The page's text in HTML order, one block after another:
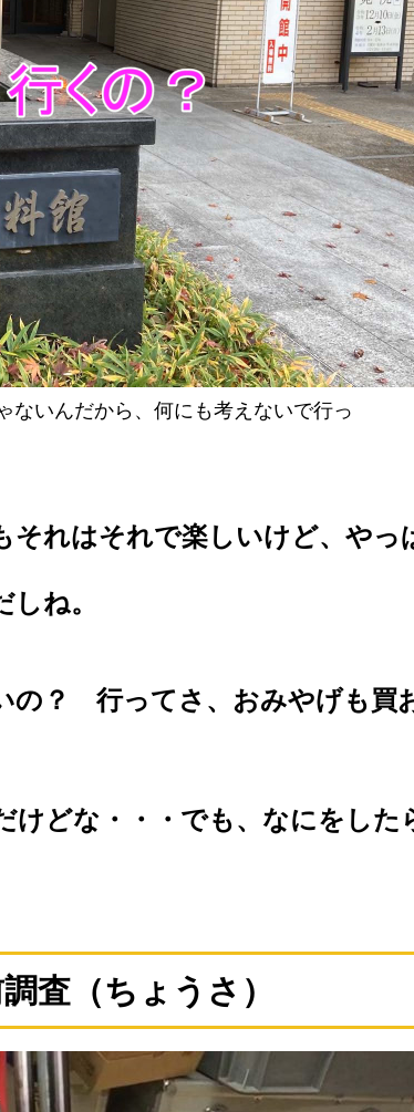
いんだから、何にも考えないで行っ
それはそれで楽しいけど、やっ
ね。
の？ 行ってさ、おみやげも買
けどな・・・でも、なにをした
査（ちょうさ）